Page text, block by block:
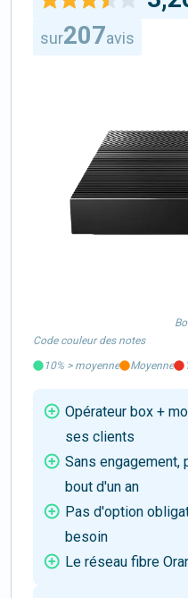
sur207avis
Code couleur des notes
10% >moyenne Moyenne
Opérateur box +
ses clients
Sans engagement,
bout d'un an
Pas d'option
besoin
Le réseau fibre